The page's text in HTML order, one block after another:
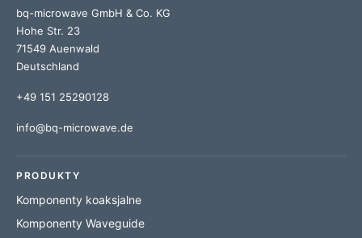
bq-microwave GmbH & Co. KG
Hohe Str. 23
71549 Auenwald
Deutschland
+49 151 25290128
info@bq-microwave.de
PRODUKTY
Komponenty koaksjalne
Komponenty Waveguide